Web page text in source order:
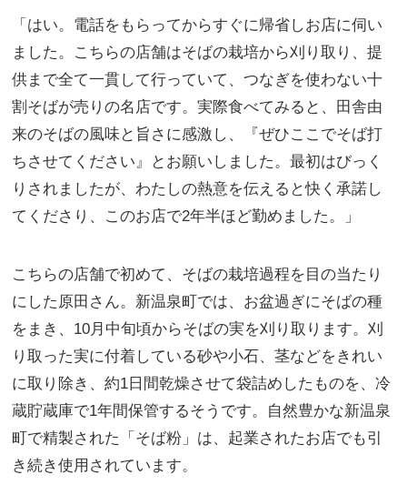
「はい。電話をもらってからすぐに帰省しお店に伺い
ました。こちらの店舗はそばの栽培から刈り取り、提
供まで全て一貫して行っていて、つなぎを使わない十
割そばが売りの名店です。実際食べてみると、田舎由
来のそばの風味と旨さに感激し、『ぜひここでそば打
ちさせてください』とお願いしました。最初はびっく
りされましたが、わたしの熱意を伝えると快く承諾し
てくださり、このお店で2年半ほど勤めました。」
こちらの店舗で初めて、そばの栽培過程を目の当たり
にした原田さん。新温泉町では、お盆過ぎにそばの種
をまき、10月中旬頃からそばの実を刈り取ります。刈
り取った実に付着している砂や小石、茎などをきれい
に取り除き、約1日間乾燥させて袋詰めしたものを、冷
蔵貯蔵庫で1年間保管するそうです。自然豊かな新温泉
町で精製された「そば粉」は、起業されたお店でも引
き続き使用されています。